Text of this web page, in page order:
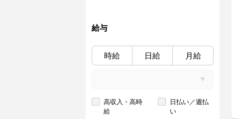
給与
時給 日給 月給
高収入・高時
給
日払い／週払
い